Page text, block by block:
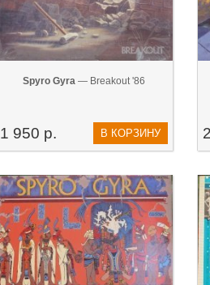
Spyro Gyra — Breakout '86
1 950 р. В КОРЗИНУ